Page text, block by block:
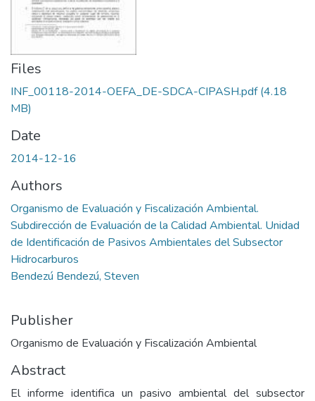
Files
INF_00118-2014-OEFA_DE-SDCA-CIPASH.pdf(4.18
MB)
Date
2014-12-16
Authors
Organismo de Evaluación y Fiscalización Ambiental.
Subdirección de Evaluación de la Calidad Ambiental. Unidad
de Identificación de Pasivos Ambientales del Subsector
Hidrocarburos
Bendezú Bendezú, Steven
Publisher
Organismo de Evaluación y Fiscalización Ambiental
Abstract
El informe identifica un pasivo ambiental del subsector